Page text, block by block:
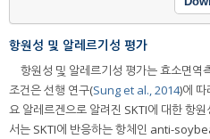
항원성 및 알레르기성 평가
항원성 및 알레르기성 평가는 효소면역
조건은 선행 연구(Sung et al., 2014)에
요 알레르겐으로 알려진 SKTI에 대한 항
서는 SKTI에 반응하는 항체인 anti-